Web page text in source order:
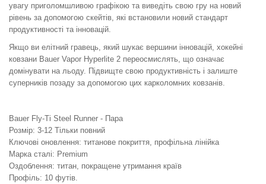
увагу приголомшливою графікою та виведіть свою гру на новий
рівень за допомогою скейтів, які встановили новий стандарт
продуктивності та інновацій.
Якщо ви елітний гравець, який шукає вершини інновацій, хокейні
ковзани Bauer Vapor Hyperlite 2 переосмислять, що означає
домінувати на льоду. Підвищте свою продуктивність і залиште
суперників позаду за допомогою цих карколомних ковзанів.
Bauer Fly-Ti Steel Runner - Пара
Розмір: 3-12 Тільки повний
Ключові оновлення: титанове покриття, профільна лінійка
Марка сталі: Premium
Оздоблення: титан, покращене утримання країв
Профіль: 10 футів.